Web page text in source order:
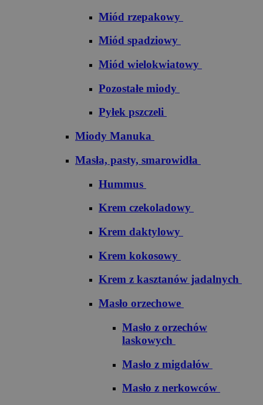
Miód rzepakowy
Miód spadziowy
Miód wielokwiatowy
Pozostałe miody
Pyłek pszczeli
Miody Manuka
Masła, pasty, smarowidła
Hummus
Krem czekoladowy
Krem daktylowy
Krem kokosowy
Krem z kasztanów jadalnych
Masło orzechowe
Masło z orzechów
laskowych
Masło z migdałów
Masło z nerkowców